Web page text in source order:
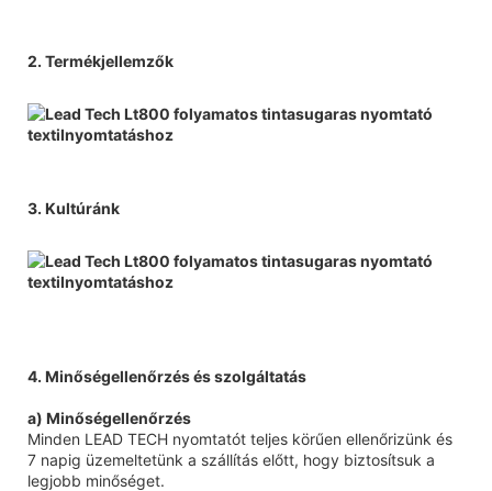
2. Termékjellemzők
3. Kultúránk
4. Minőségellenőrzés és szolgáltatás
a) Minőségellenőrzés
Minden LEAD TECH nyomtatót teljes körűen ellenőrizünk és
7 napig üzemeltetünk a szállítás előtt, hogy biztosítsuk a
legjobb minőséget.